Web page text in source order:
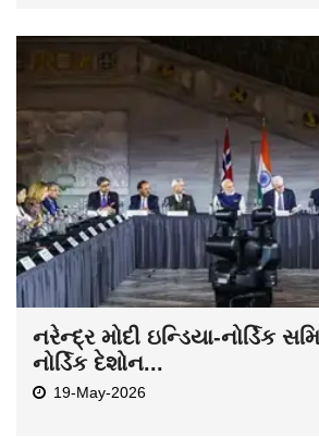
નરેન્દ્ર મોદી ઇન્ડિયા-નોર્ડિક
નોર્ડિક દેશોન...
19-May-2026